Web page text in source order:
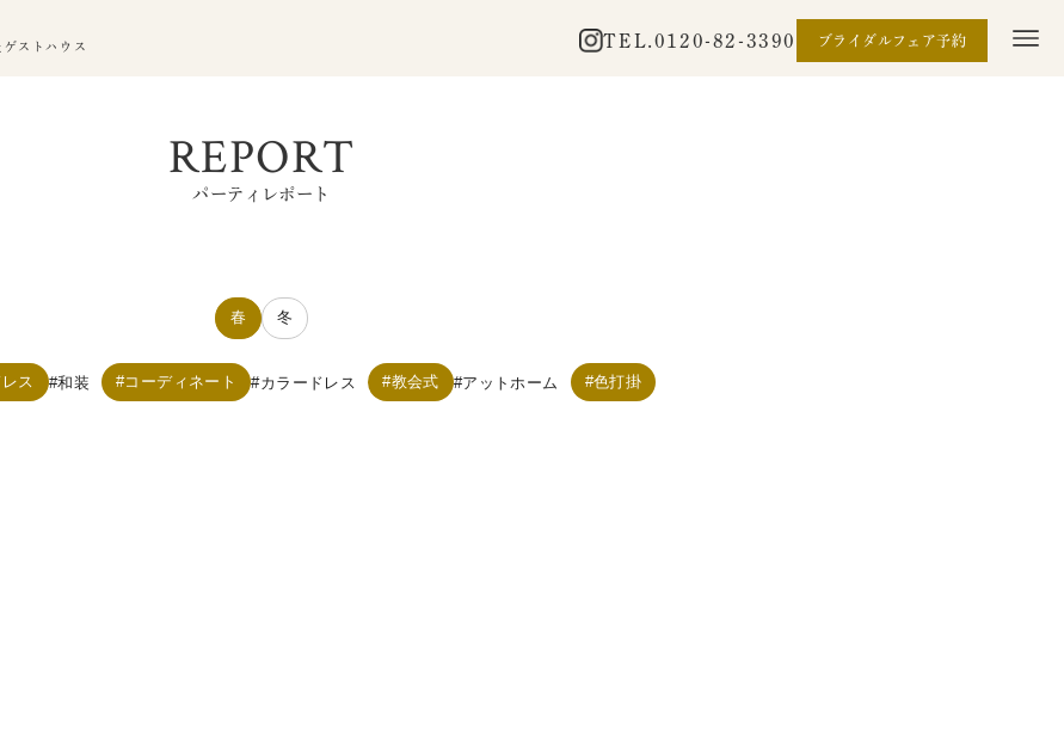
ストハウス
TEL. 0120-82-3390 ブライダルフェア予約
REPORT
パーティレポート
春 冬
ス 和装 コーディネート カラードレス 教会式 アットホーム 色打掛